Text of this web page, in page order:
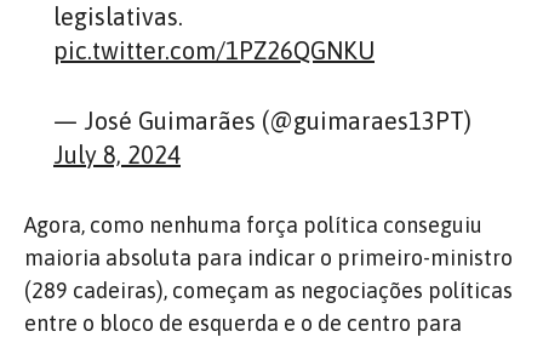
legislativas.
pic.twitter.com/1PZ26QGNKU
— José Guimarães (@guimaraes13PT)
July 8, 2024
Agora, como nenhuma força política conseguiu
maioria absoluta para indicar o primeiro-ministro
(289 cadeiras), começam as negociações políticas
entre o bloco de esquerda e o de centro para